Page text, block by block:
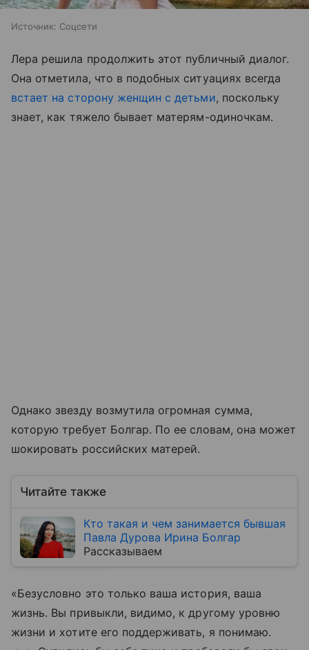
Источник: Соцсети
Лера решила продолжить этот публичный диалог.
Она отметила, что в подобных ситуациях всегда
встает на сторону женщин с детьми, поскольку
знает, как тяжело бывает матерям-одиночкам.
Однако звезду возмутила огромная сумма,
которую требует Болгар. По ее словам, она может
шокировать российских матерей.
Читайте также
Кто такая и чем занимается бывшая
Павла Дурова Ирина Болгар
Рассказываем
«Безусловно это только ваша история, ваша
жизнь. Вы привыкли, видимо, к другому уровню
жизни и хотите его поддерживать, я понимаю.